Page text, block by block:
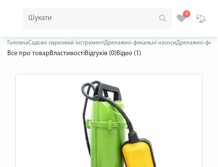
0
ГоловнаСадово парковий інструментДренажно-фекальні насосиДренажно-
Все про товарВластивостіВідгуків (0)Відео (1)